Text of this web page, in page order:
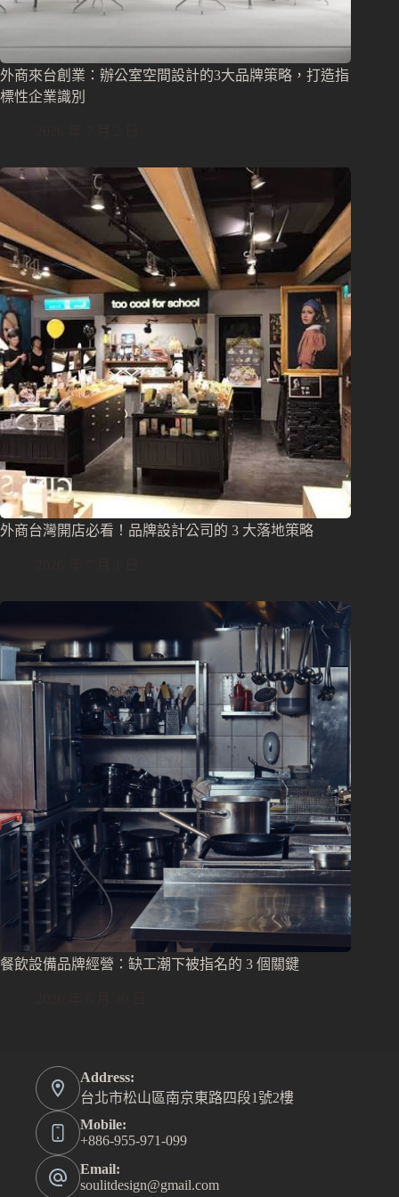
外商來台創業：辦公室空間設計的3大品牌策略，打造指
標性企業識別
外商台灣開店必看！品牌設計公司的 3 大落地策略
餐飲設備品牌經營：缺工潮下被指名的 3 個關鍵
Address:
台北市松山區南京東路四段1號2樓
Mobile:
+886-955-971-099
Email:
soulitdesign@gmail.com